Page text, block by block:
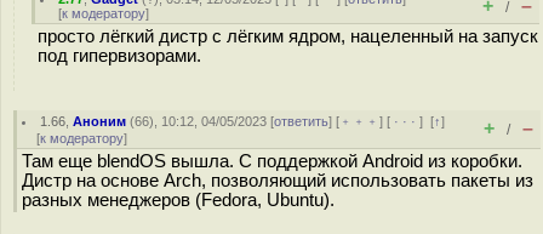
[к модератору] + / –
просто лёгкий дистр с лёгким ядром, нацеленный на запуск
под гипервизорами.
1.66 ,Аноним (66), 10:12, 04/05/2023 [ответить] [ ﹢﹢﹢] [ · · ·][↑]
[к модератору] + / –
Там еще blendOS вышла. С поддержкой Android из коробки.
Дистр на основе Arch, позволяющий использовать пакеты из
разных менеджеров (Fedora, Ubuntu).